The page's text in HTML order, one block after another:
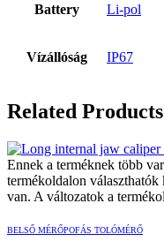
Battery Li-pol
Vízállóság IP67
Related Products
Ennek a terméknek több
termékoldalon választhatók
van. A változatok a
BELSŐ MÉRŐPOFÁS TOLÓMÉRŐ